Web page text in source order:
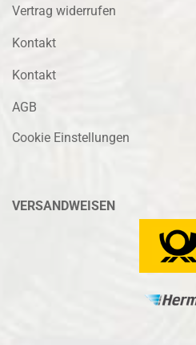
Vertrag widerrufen
Kontakt
Kontakt
AGB
Cookie Einstellungen
VERSANDWEISEN